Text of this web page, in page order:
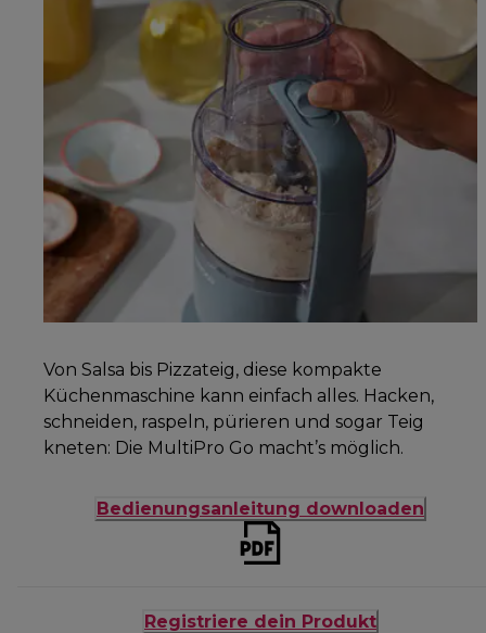
Von Salsa bis Pizzateig, diese kompakte
Küchenmaschine kann einfach alles. Hacken,
schneiden, raspeln, pürieren und sogar Teig
kneten: Die MultiPro Go macht’s möglich.
Bedienungsanleitung downloaden
Registriere dein Produkt